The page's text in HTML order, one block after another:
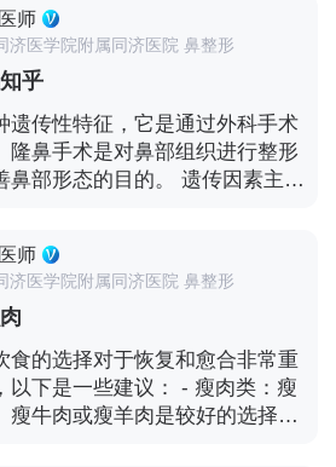
时，也要注意保持理性和谨慎，
做出决定。
够根据你的具体情况提供个性
验和技术：了解医生在纤维脂
术水平。他们应该具备熟练的
经验。 此外，还可以考虑以下
疗机构：不要只依赖于一个地方
不同的医疗机构，比较他们的优
例和照片：一些医疗机构可能会
生保持良好的沟通，及时表达自
终的选择应该基于你对多个因素
己的决策。同时，也要记住，
的风险，因此在决定进行纤维脂
充分了解并权衡利弊。
的压力或摩擦，可能会影响手术
体情况可能因个人的恢复速度和
如果手术后的恢复情况良好，
医生认为戴静电环不会对手术效
么可能是可以戴的。 在决定是否
你与隆鼻手术的医生进行沟通。
体情况给出更准确的建议。 此
也可以尝试其他减少静电的方
着防静电衣物等。 最重要的
复期间，要遵循医生的指导，
撞和剧烈运动。同时，保持良
习惯，有助于促进恢复。
师
济医学院附属同济医院 鼻整形
乎
遗传性特征，它是通过外科手术
隆鼻手术是对鼻部组织进行整形
鼻部形态的目的。 遗传因素主要
征可能具有一定的遗传性。例
大小可能受到遗传因素的影
的鼻部特征，那么后代可能会
，即使遗传了某种鼻部特征，也
行隆鼻手术。个人的外貌和审美
合结果，包括遗传、环境和个人
的鼻部外观不满意，想要进行隆
师
济医学院附属同济医院 鼻整形
食的选择对于恢复和愈合非常重
以下是一些建议： - 瘦肉类：瘦
瘦牛肉或瘦羊肉是较好的选择。